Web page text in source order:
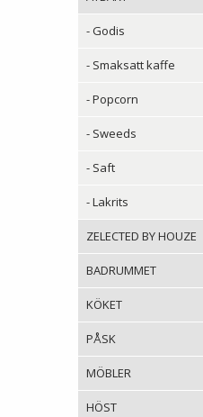
- Godis
- Smaksatt kaffe
- Popcorn
- Sweeds
- Saft
- Lakrits
ZELECTED BY HOUZE
BADRUMMET
KÖKET
PÅSK
MÖBLER
HÖST